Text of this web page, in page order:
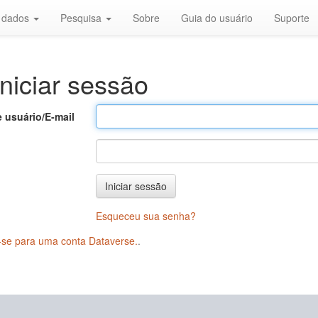
Pesquisa Sobre Guia do usuário Suporte
sessão
usuário/E-mail
Iniciar sessão
Esqueceu sua senha?
para uma conta Dataverse..